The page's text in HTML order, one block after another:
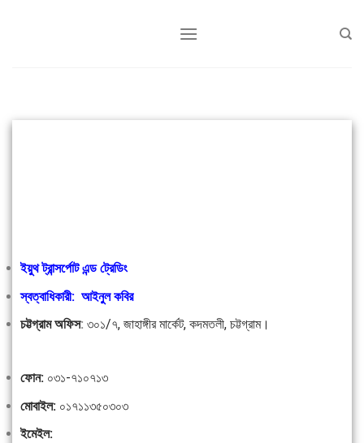
ইয়ুথ ট্রান্সর্পোট এন্ড ট্রেডিং
স্বত্বাধিকারী: আইনুল কবির
চট্টগ্রাম অফিস: ৩০১/৭, জাহাঙ্গীর মার্কেট, কদমতলী, চট্টগ্রাম।
ফোন: ০৩১-৭১০৭১৩
মোবাইল: ০১৭১১৩৫০৩০৩
ইমেইল: